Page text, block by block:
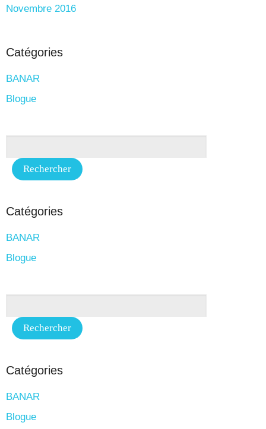
Novembre 2016
Catégories
BANAR
Blogue
Catégories
BANAR
Blogue
Catégories
BANAR
Blogue